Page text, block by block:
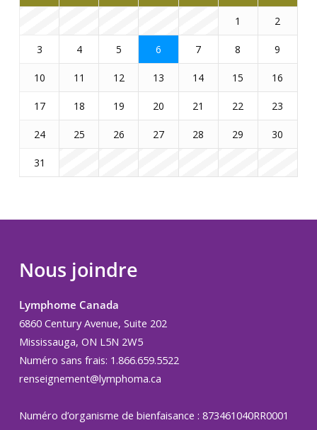
1 2
3 4 5 6 7 8 9
10 11 12 13 14 15 16
17 18 19 20 21 22 23
24 25 26 27 28 29 30
31
Nous joindre
Lymphome Canada
6860 Century Avenue, Suite 202
Mississauga, ON L5N 2W5
Numéro sans frais: 1.866.659.5522
renseignement@lymphoma.ca
Numéro d’organisme de bienfaisance : 873461040RR0001